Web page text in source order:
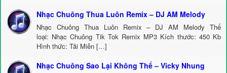
Nhạc Chuông Thua Luôn Remix – DJ AM Melody
Nhạc Chuông Thua Luôn Remix – DJ AM Melody Thể
loại: Nhạc Chuông Tik Tok Remix MP3 Kích thước: 450 Kb
Hình thức: Tải Miễn […]
Nhạc Chuông Sao Lại Không Thể – Vicky Nhung